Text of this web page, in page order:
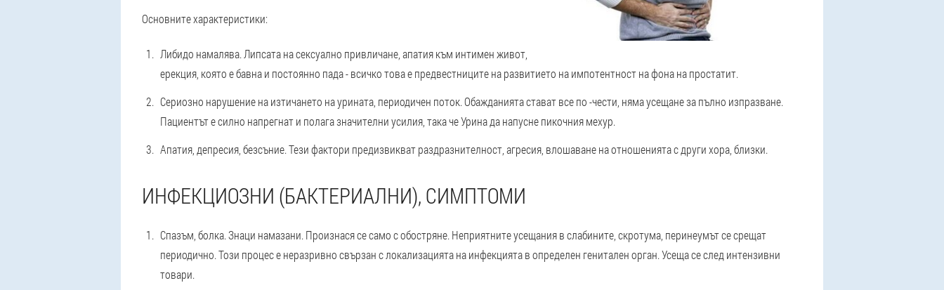
Основните характеристики:
Либидо намалява. Липсата на сексуално привличане, апатия към интимен живот,
ерекция, която е бавна и постоянно пада - всичко това е предвестниците на развитието на импотентност на фона на простатит.
Сериозно нарушение на изтичането на урината, периодичен поток.Обажданията стават все по -чести, няма усещане за пълно изпразване.
Пациентът е силно напрегнат и полага значителни усилия, така че Урина да напусне пикочния мехур.
Апатия, депресия, безсъние.Тези фактори предизвикват раздразнителност, агресия, влошаване на отношенията с други хора, близки.
ИНФЕКЦИОЗНИ (БАКТЕРИАЛНИ), СИМПТОМИ
Спазъм, болка. Знаци намазани. Произнася се само с обостряне. Неприятните усещания в слабините, скротума, перинеумът се срещат
периодично. Този процес е неразривно свързан с локализацията на инфекцията в определен генитален орган. Усеща се след интензивни
товари.